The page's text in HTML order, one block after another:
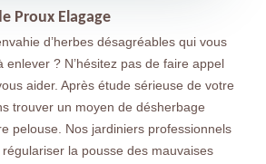
Proux Elagage
d’herbes désagréables qui vous
enlever ? N’hésitez pas de faire appel
aider. Après étude sérieuse de votre
trouver un moyen de désherbage
pelouse. Nos jardiniers professionnels
la pousse des mauvaises